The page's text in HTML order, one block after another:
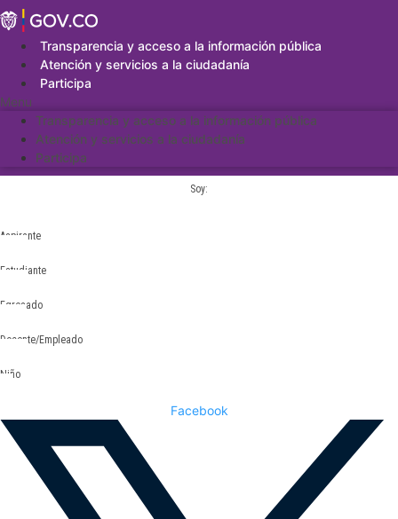
Saltar
al
contenidoTransparencia y acceso a la información pública
Atención y servicios a la ciudadanía
Participa
Menu
Transparencia y acceso a la información pública
Atención y servicios a la ciudadanía
Participa
Soy:
Aspirante
Estudiante
Egresado
Docente/Empleado
Niño
Facebook